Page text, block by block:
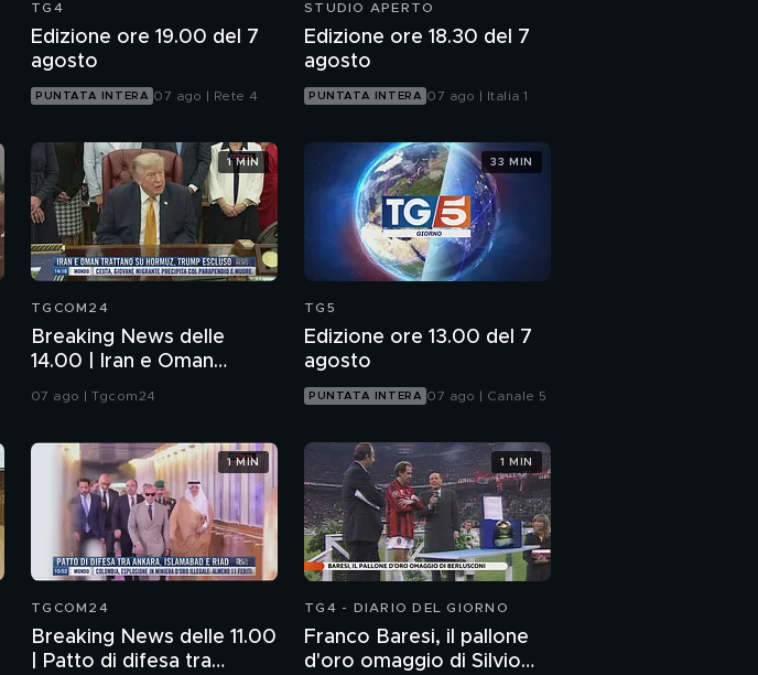
TG4
Edizione ore 19.00 del 7
agosto
PUNTATA INTERA 07 ago | Rete 4
STUDIO APERTO
Edizione ore 18.30 del 7
agosto
PUNTATA INTERA 07 ago | Italia 1
TGCOM24
Breaking News delle
14.00 | Iran e Oman
trattano su Hormuz,
07 ago | Tgcom24
1 MIN
TG5
Edizione ore 13.00 del 7
agosto
PUNTATA INTERA 07 ago | Canale 5
33 MIN
TGCOM24
Breaking News delle 11.00
| Patto di difesa tra
1 MIN
TG4 - DIARIO DEL GIORNO
Franco Baresi, il pallone
d'oro omaggio di Silvio
1 MIN